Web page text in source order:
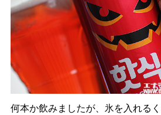
何本か飲みましたが、氷を入れる